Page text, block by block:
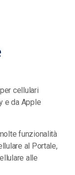
cellulari
e da Apple
funzionalità
al Portale,
alle